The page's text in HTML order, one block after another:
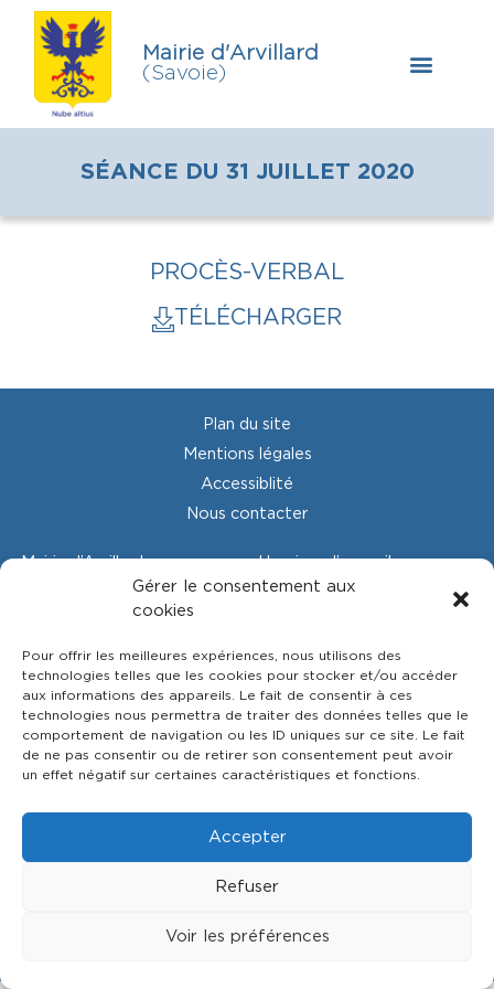
Gérer le consentement aux
cookies
Pour offrir les meilleures expériences, nous utilisons des
technologies telles que les cookies pour stocker et/ou accéder
aux informations des appareils. Le fait de consentir à ces
technologies nous permettra de traiter des données telles que le
comportement de navigation ou les ID uniques sur ce site. Le fait
de ne pas consentir ou de retirer son consentement peut avoir
un effet négatif sur certaines caractéristiques et fonctions.
Accepter
Refuser
Voir les préférences
Mairie d'Arvillard
(Savoie)
SÉANCE DU 31 JUILLET 2020
PROCÈS-VERBAL
TÉLÉCHARGER
Plan du site
Mentions légales
Accessiblité
Nous contacter
Mairie d’Arvillard
30, place de l’Église
mairie@arvillard.fr
Horaires d’accueil
Lundi : 8h45 à 12h30
Enotikom